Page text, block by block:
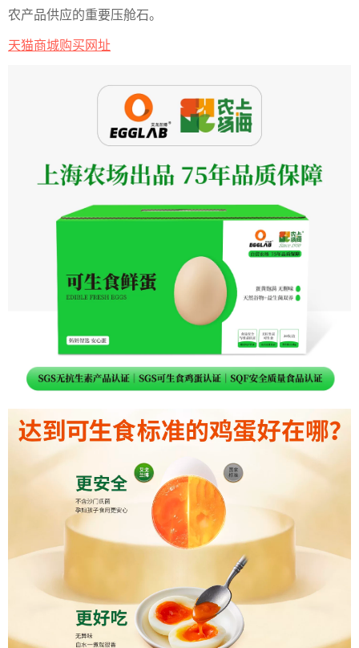
农产品供应的重要压舱石。
天猫商城购买网址